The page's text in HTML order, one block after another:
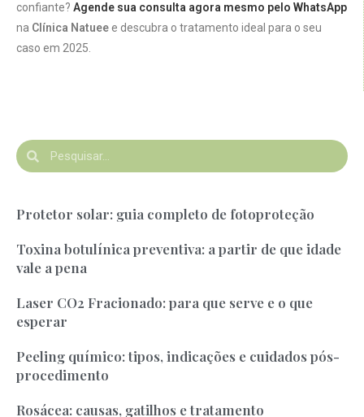
confiante? Agende sua consulta agora mesmo pelo WhatsApp
na Clínica Natueee descubra o tratamento ideal para o seu
caso em 2025.
Protetor solar: guia completo de fotoproteção
Toxina botulínica preventiva: a partir de que idade
vale a pena
Laser CO2 Fracionado: para que serve e o que
esperar
Peeling químico: tipos, indicações e cuidados pós-
procedimento
Rosácea: causas, gatilhos e tratamento